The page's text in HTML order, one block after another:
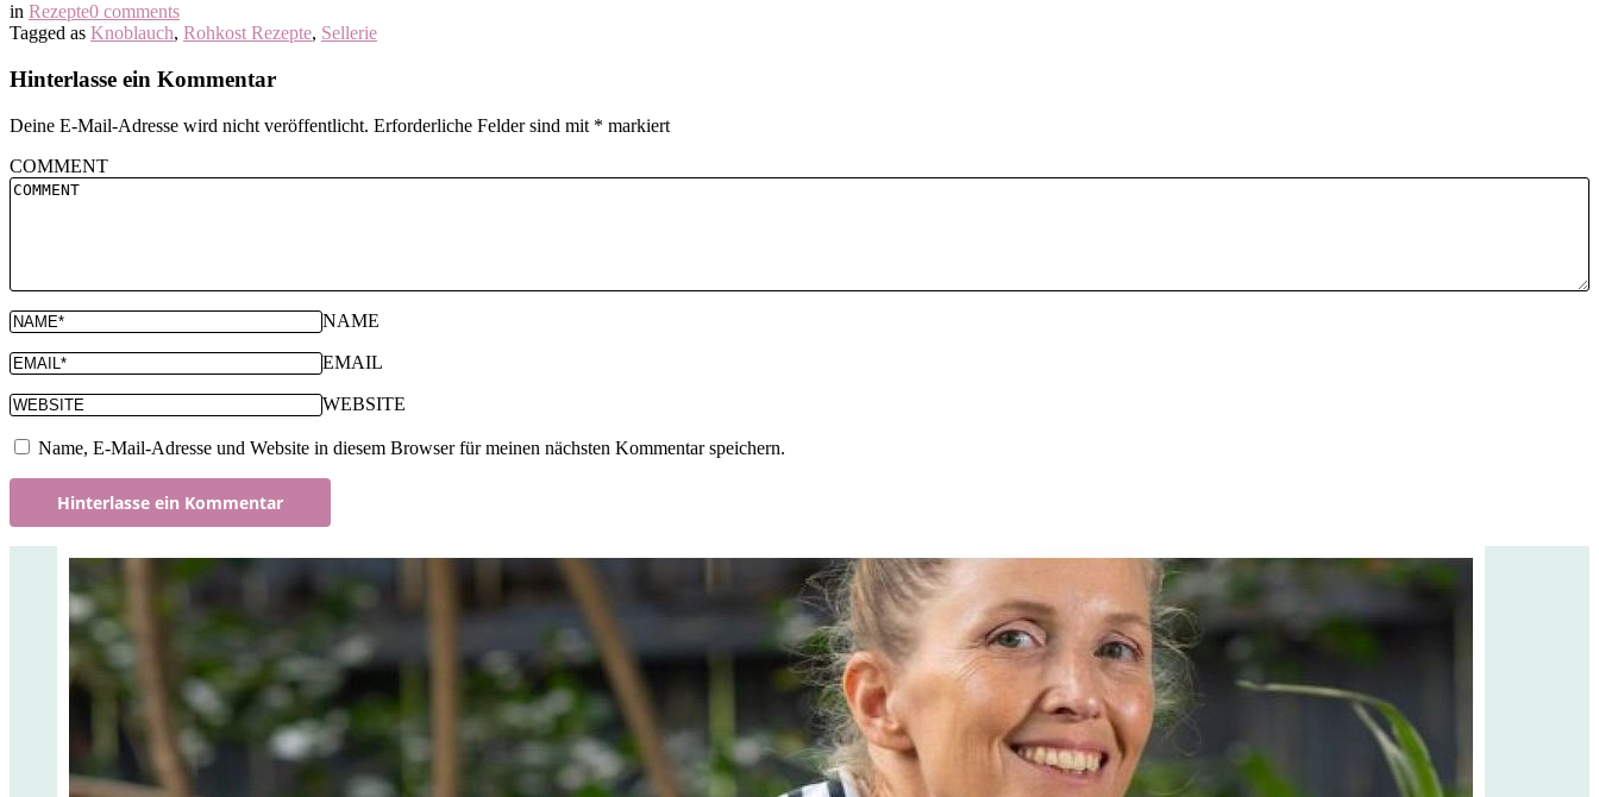
in Rezepte0 comments
Tagged as Knoblauch, Rohkost Rezepte, Sellerie
Hinterlasse ein Kommentar
Deine E-Mail-Adresse wird nicht veröffentlicht. Erforderliche Felder sind mit * markiert
COMMENT
NAME
EMAIL
WEBSITE
Name, E-Mail-Adresse und Website in diesem Browser für meinen nächsten Kommentar speichern.